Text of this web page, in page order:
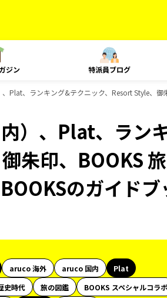
ジン 特派員ブログ
Plat、ランキング&テクニック、Resort Style、
）、Plat、ラン
朱印、BOOKS
のガイドブ
aruco 海外 aruco 国内
Plat
史時代 旅の図鑑
BOOKS スペシャルコラボ